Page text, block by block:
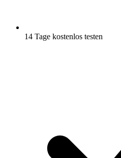
14 Tage kostenlos testen